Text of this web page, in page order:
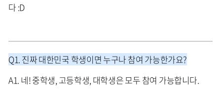
다 :D
Q1. 진짜 대한민국 학생이면 누구나 참여 가능한가요?
A1. 네! 중학생, 고등학생, 대학생은 모두 참여 가능합니다.